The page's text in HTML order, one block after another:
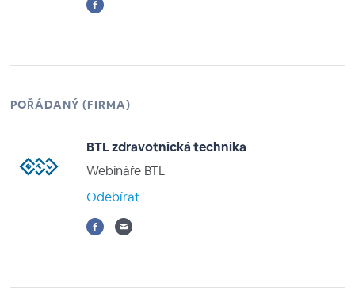
POŘÁDANÝ (FIRMA)
BTL zdravotnická technika
Webináře BTL
Odebírat